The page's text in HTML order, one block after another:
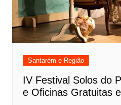
Santarém e Região
IV Festival Solos do
e Oficinas Gratuitas